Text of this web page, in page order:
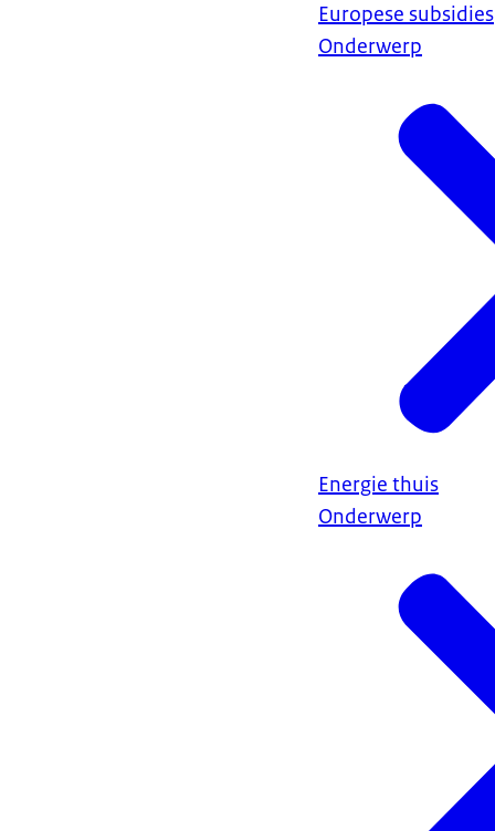
Europese subsidies
Onderwerp
Energie thuis
Onderwerp